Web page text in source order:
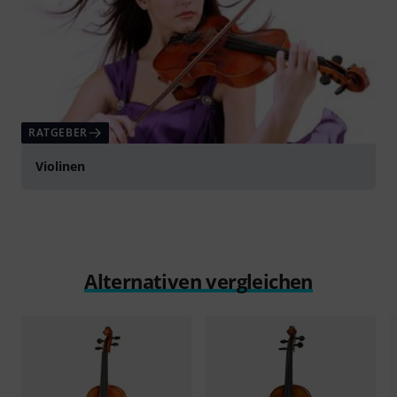
RATGEBER
Violinen
Alternativen vergleichen